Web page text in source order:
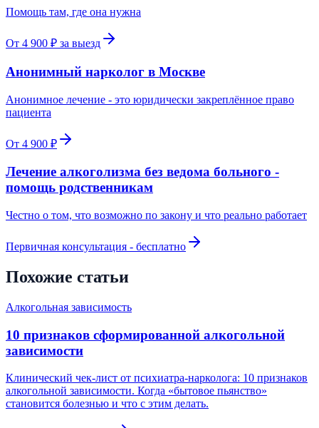
Помощь там, где она нужна
От 4 900 ₽ за выезд
Анонимный нарколог в Москве
Анонимное лечение - это юридически закреплённое право
пациента
От 4 900 ₽
Лечение алкоголизма без ведома больного -
помощь родственникам
Честно о том, что возможно по закону и что реально работает
Первичная консультация - бесплатно
Похожие статьи
Алкогольная зависимость
10 признаков сформированной алкогольной
зависимости
Клинический чек-лист от психиатра-нарколога: 10 признаков
алкогольной зависимости. Когда «бытовое пьянство»
становится болезнью и что с этим делать.